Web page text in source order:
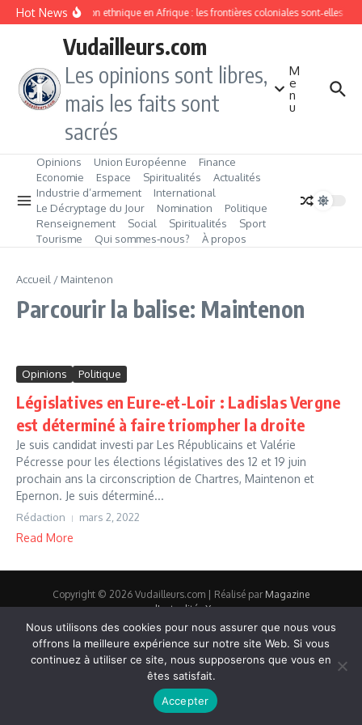
Aller au contenu
Hot NewsDivision ethnique en Afrique : les frontières coloniales sont‑elles
Vudailleurs.com
Les opinions sont libres,
mais les faits sont
sacrés
M
e
n
u
Opinions Union Européenne
Finance
Economie
Espace Spiritualités
Actualités
Industrie d’armement
International
Le Décryptage du Jour
Nomination
Politique
Renseignement
Social Spiritualités
Sport
Tourisme
Qui sommes‑nous? À propos
Accueil / Maintenon
Parcourir la balise: Maintenon
Opinions Politique
Législatives en Eure-et-Loir : Ladislas Vergne
est déterminé à faire triompher la droite
Je suis candidat investi par Les Républicains et Valérie
Pécresse pour les élections législatives des 12 et 19 juin
prochain ans la circonscription de Chartres, Maintenon et
Epernon. Je suis déterminé...
Rédaction mars 2, 2022
Read More
Copyright © 2026 Vudailleurs.com | Réalisé par Magazine
d'actualités X
Nous utilisons des cookies pour nous assurer que nous vous
offrons la meilleure expérience sur notre site Web. Si vous
continuez à utiliser ce site, nous supposerons que vous en
êtes satisfait.
Accepter